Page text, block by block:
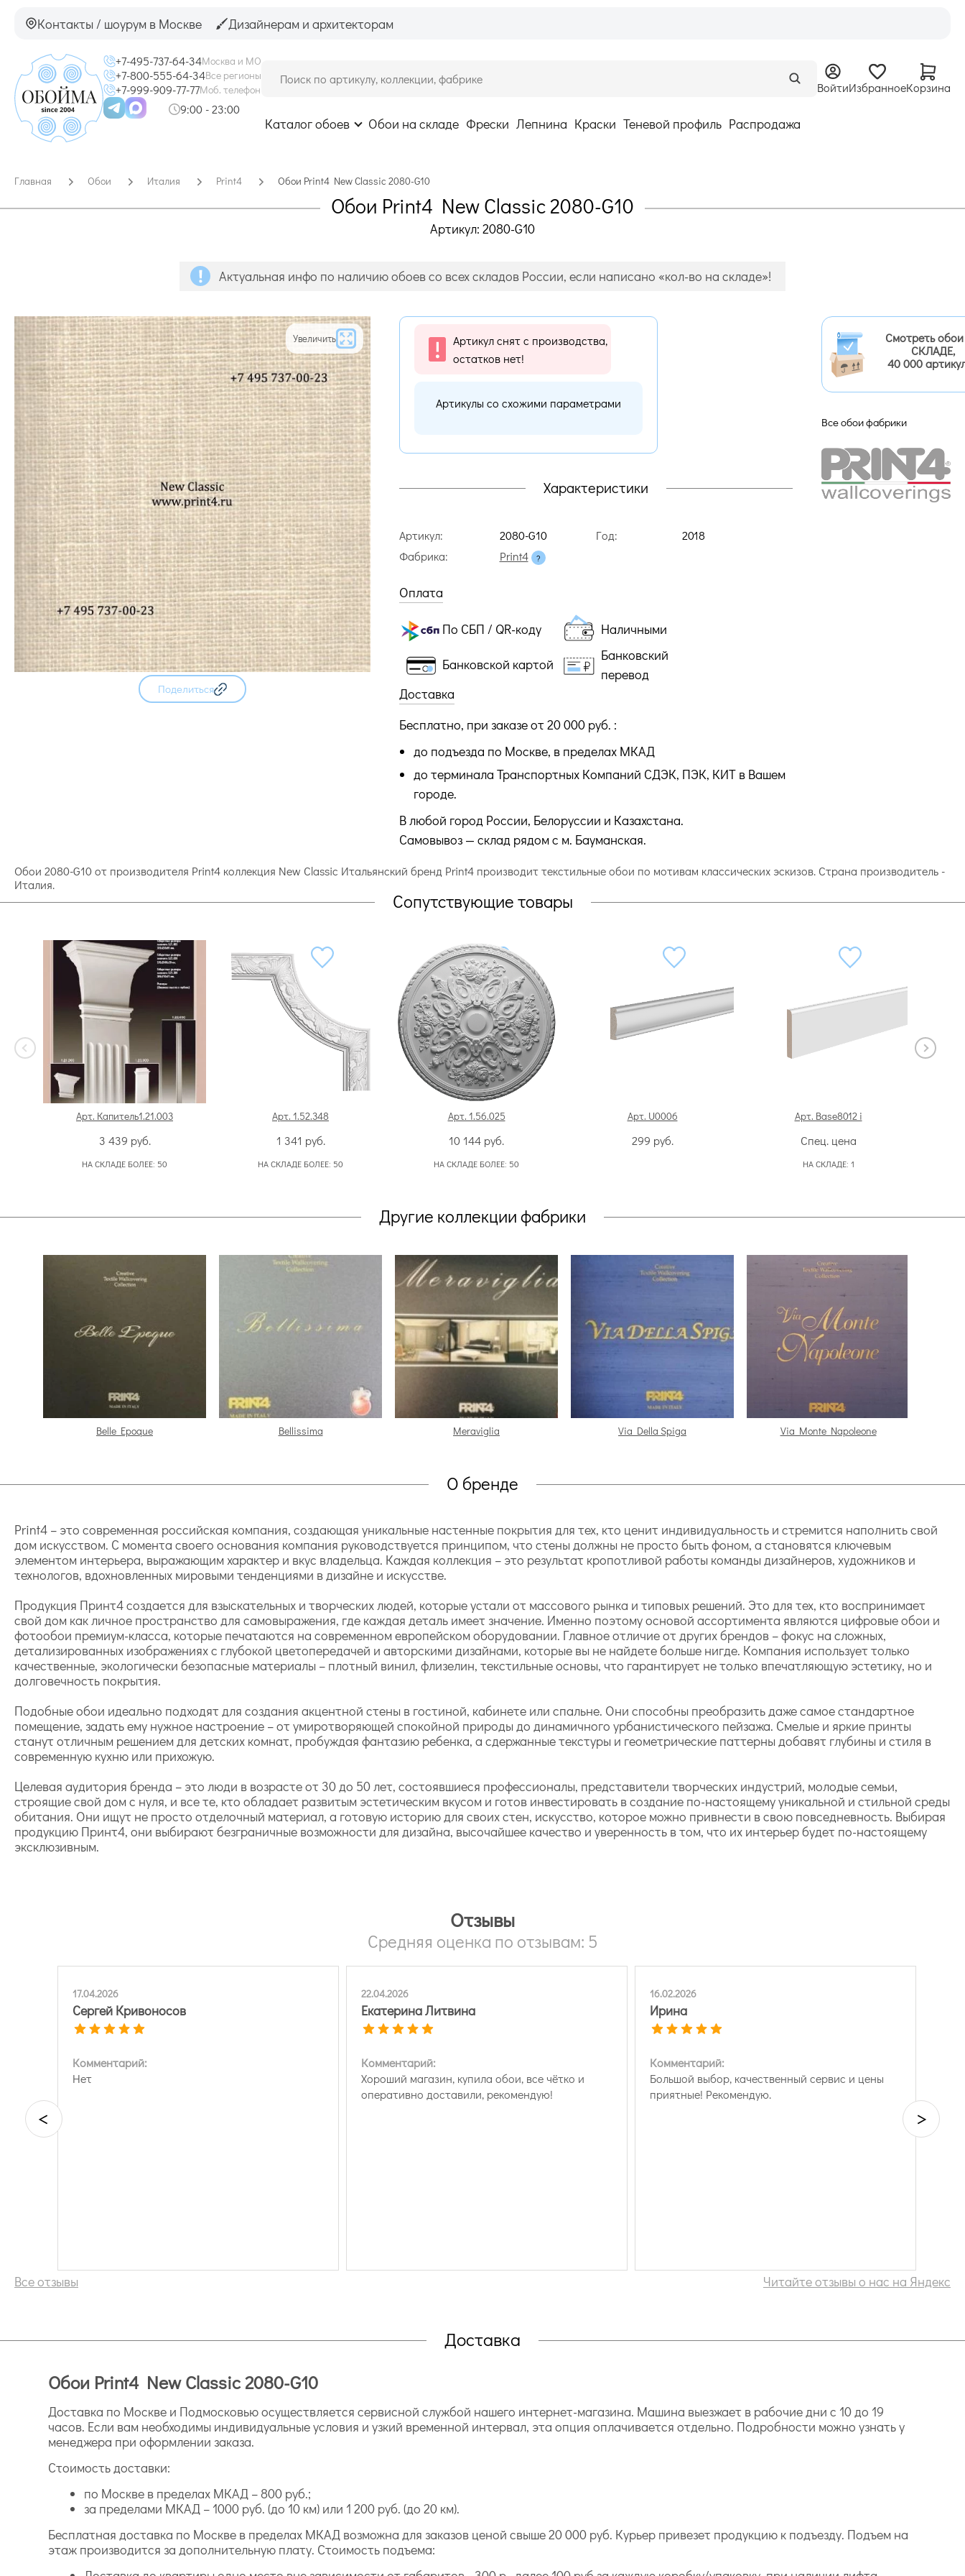
Контакты / шоурум в Москве Дизайнерам и архитекторам
+7-495-737-64-34Москва и МО
+7-800-555-64-34Все регионы
+7-999-909-77-77Моб. телефон
9:00 - 23:00
ВойтиИзбранноеКорзина
Каталог обоев Обои на складе Фрески Лепнина Краски Теневой профиль Распродажа
Главная Обои Италия Print4 Обои Print4 New Classic 2080-G10
Обои Print4 New Classic 2080-G10
Артикул: 2080-G10
Актуальная инфо по наличию обоев со всех складов России, если написано «кол-во на складе»!
Увеличить
Поделиться
Артикул снят с производства,
остатков нет!
Артикулы со схожими параметрами
Характеристики
Артикул:
2080-G10
Фабрика:
Print4
Год: 2018
Оплата
По СБП / QR-коду Наличными
Банковской картой
Банковский
перевод
Доставка
Бесплатно, при заказе от 20 000 руб. :
до подъезда по Москве, в пределах МКАД
до терминала Транспортных Компаний СДЭК, ПЭК, КИТ в Вашем
городе.
В любой город России, Белоруссии и Казахстана.
Самовывоз — склад рядом с м. Бауманская.
Смотреть
СКЛАДЕ,
40 000
Все обои фабрики
Обои 2080-G10 от производителя Print4 коллекция New Classic Итальянский бренд Print4 производит текстильные обои по мотивам классических эскизов. Страна производитель -
Италия.
Сопутствующие товары
Арт. Капитель1.21.003
3 439 руб.
НА СКЛАДЕ БОЛЕЕ: 50
Арт. 1.52.348
1 341 руб.
НА СКЛАДЕ БОЛЕЕ: 50
Арт. 1.56.025
10 144 руб.
НА СКЛАДЕ БОЛЕЕ: 50
Арт. U0006
299 руб.
Арт. Base8012 i
Спец. цена
НА СКЛАДЕ: 1
Другие коллекции фабрики
Belle Epoque Bellissima Meraviglia Via Della Spiga Via Monte Napoleone
О бренде
Print4 – это современная российская компания, создающая уникальные настенные покрытия для тех, кто ценит индивидуальность и стремится наполнить свой
дом искусством. С момента своего основания компания руководствуется принципом, что стены должны не просто быть фоном, а становятся ключевым
элементом интерьера, выражающим характер и вкус владельца. Каждая коллекция – это результат кропотливой работы команды дизайнеров, художников и
технологов, вдохновленных мировыми тенденциями в дизайне и искусстве.
Продукция Принт4 создается для взыскательных и творческих людей, которые устали от массового рынка и типовых решений. Это для тех, кто воспринимает
свой дом как личное пространство для самовыражения, где каждая деталь имеет значение. Именно поэтому основой ассортимента являются цифровые обои и
фотообои премиум-класса, которые печатаются на современном европейском оборудовании. Главное отличие от других брендов – фокус на сложных,
детализированных изображениях с глубокой цветопередачей и авторскими дизайнами, которые вы не найдете больше нигде. Компания использует только
качественные, экологически безопасные материалы – плотный винил, флизелин, текстильные основы, что гарантирует не только впечатляющую эстетику, но и
долговечность покрытия.
Подобные обои идеально подходят для создания акцентной стены в гостиной, кабинете или спальне. Они способны преобразить даже самое стандартное
помещение, задать ему нужное настроение – от умиротворяющей спокойной природы до динамичного урбанистического пейзажа. Смелые и яркие принты
станут отличным решением для детских комнат, пробуждая фантазию ребенка, а сдержанные текстуры и геометрические паттерны добавят глубины и стиля в
современную кухню или прихожую.
Целевая аудитория бренда – это люди в возрасте от 30 до 50 лет, состоявшиеся профессионалы, представители творческих индустрий, молодые семьи,
строящие свой дом с нуля, и все те, кто обладает развитым эстетическим вкусом и готов инвестировать в создание по-настоящему уникальной и стильной среды
обитания. Они ищут не просто отделочный материал, а готовую историю для своих стен, искусство, которое можно привнести в свою повседневность. Выбирая
продукцию Принт4, они выбирают безграничные возможности для дизайна, высочайшее качество и уверенность в том, что их интерьер будет по-настоящему
эксклюзивным.
Отзывы
Средняя оценка по отзывам: 5
17.04.2026
Сергей Кривоносов
Комментарий:
Нет
22.04.2026
Екатерина Литвина
Комментарий:
Хороший магазин, купила обои, все чётко и
оперативно доставили, рекомендую!
16.02.2026
Ирина
Комментарий:
Большой выбор, качественный сервис и цены
приятные! Рекомендую.
< >
Все отзывы Читайте отзывы о нас на Яндекс
Доставка
Обои Print4 New Classic 2080-G10
Доставка по Москве и Подмосковью осуществляется сервисной службой нашего интернет-магазина. Машина выезжает в рабочие дни с 10 до 19
часов. Если вам необходимы индивидуальные условия и узкий временной интервал, эта опция оплачивается отдельно. Подробности можно узнать у
менеджера при оформлении заказа.
Стоимость доставки:
по Москве в пределах МКАД – 800 руб.;
за пределами МКАД – 1000 руб. (до 10 км) или 1 200 руб. (до 20 км).
Бесплатная доставка по Москве в пределах МКАД возможна для заказов ценой свыше 20 000 руб. Курьер привезет продукцию к подъезду. Подъем на
этаж производится за дополнительную плату. Стоимость подъема: